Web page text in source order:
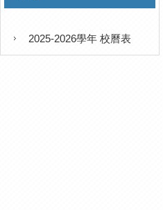
2025-2026學年 校曆表